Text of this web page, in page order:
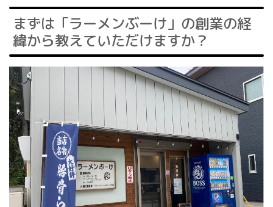
まずは「ラーメンぶーけ」の創業の経
緯から教えていただけますか？